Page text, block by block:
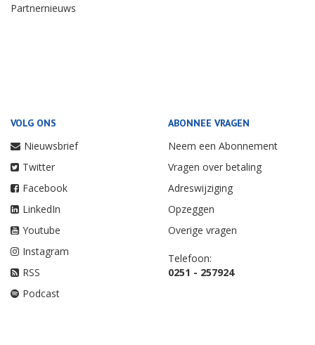
Partnernieuws
VOLG ONS
Nieuwsbrief
Twitter
Facebook
LinkedIn
Youtube
Instagram
RSS
Podcast
ABONNEE VRAGEN
Neem een Abonnement
Vragen over betaling
Adreswijziging
Opzeggen
Overige vragen
Telefoon:
0251 - 257924